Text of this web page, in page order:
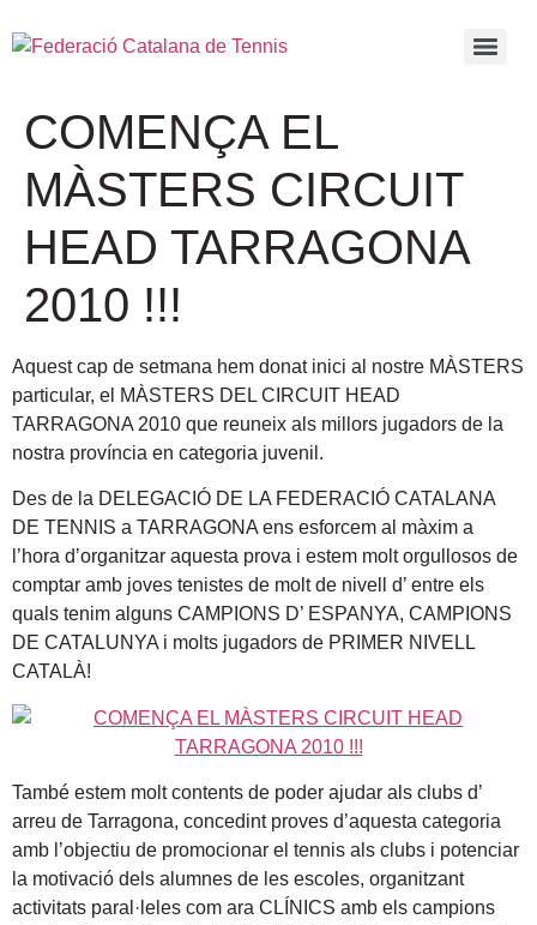
COMENÇA EL
MÀSTERS CIRCUIT
HEAD TARRAGONA
2010 !!!
Aquest cap de setmana hem donat inici al nostre MÀSTERS
particular, el MÀSTERS DEL CIRCUIT HEAD
TARRAGONA 2010 que reuneix als millors jugadors de la
nostra província en categoria juvenil.
Des de la DELEGACIÓ DE LA FEDERACIÓ CATALANA
DE TENNIS a TARRAGONA ens esforcem al màxim a
l’hora d’organitzar aquesta prova i estem molt orgullosos de
comptar amb joves tenistes de molt de nivell d’ entre els
quals tenim alguns CAMPIONS D’ ESPANYA, CAMPIONS
DE CATALUNYA i molts jugadors de PRIMER NIVELL
CATALÀ!
També estem molt contents de poder ajudar als clubs d’
arreu de Tarragona, concedint proves d’aquesta categoria
amb l’objectiu de promocionar el tennis als clubs i potenciar
la motivació dels alumnes de les escoles, organitzant
activitats paral·leles com ara CLÍNICS amb els campions